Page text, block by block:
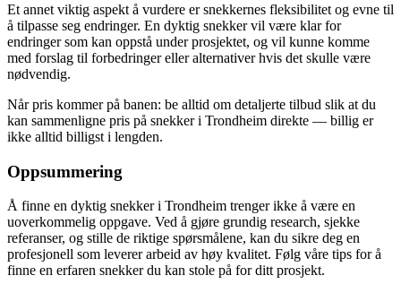
Et annet viktig aspekt å vurdere er snekkernes fleksibilitet og evne til
å tilpasse seg endringer. En dyktig snekker vil være klar for
endringer som kan oppstå under prosjektet, og vil kunne komme
med forslag til forbedringer eller alternativer hvis det skulle være
nødvendig.
Når pris kommer på banen: be alltid om detaljerte tilbud slik at du
kan sammenligne pris på snekker i Trondheim direkte — billig er
ikke alltid billigst i lengden.
Oppsummering
Å finne en dyktig snekker i Trondheim trenger ikke å være en
uoverkommelig oppgave. Ved å gjøre grundig research, sjekke
referanser, og stille de riktige spørsmålene, kan du sikre deg en
profesjonell som leverer arbeid av høy kvalitet. Følg våre tips for å
finne en erfaren snekker du kan stole på for ditt prosjekt.